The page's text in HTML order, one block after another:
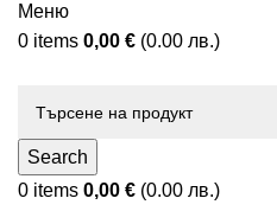
Меню
0 items 0,00 € (0.00 лв.)
Search
0 items 0,00 € (0.00 лв.)